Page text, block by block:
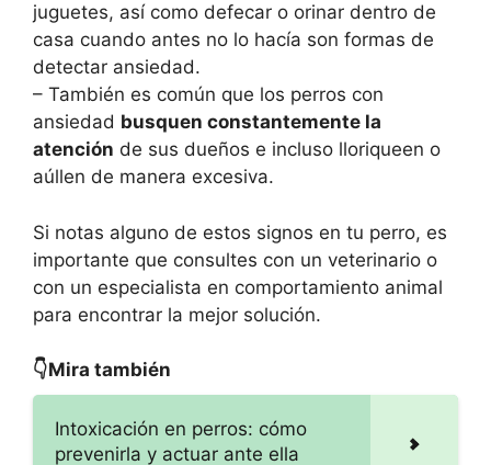
juguetes, así como defecar o orinar dentro de
casa cuando antes no lo hacía son formas de
detectar ansiedad.
– También es común que los perros con
ansiedad busquen constantemente la
atención de sus dueños e incluso lloriqueen o
aúllen de manera excesiva.
Si notas alguno de estos signos en tu perro, es
importante que consultes con un veterinario o
con un especialista en comportamiento animal
para encontrar la mejor solución.
👇Mira también
Intoxicación en perros: cómo
prevenirla y actuar ante ella